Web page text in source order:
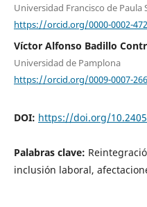
Universidad Francisco de Paula
https://orcid.org/0000-0002-
Víctor Alfonso Badillo
Universidad de Pamplona
https://orcid.org/0009-0007-
DOI: https://doi.org/
Palabras clave:
inclusión laboral,